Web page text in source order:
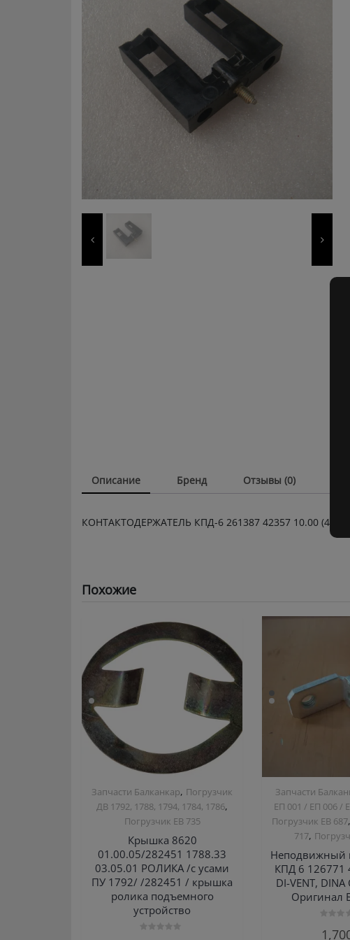
Описание Бренд Отзывы (0)
КОНТАКТОДЕРЖАТЕЛЬ КПД-6 261387 42357 10.00 (42357
Похожие
Запчасти Балканкар, Погрузчик
ДВ 1792, 1788, 1794, 1784, 1786,
Погрузчик ЕВ 735
Крышка 8620
01.00.05/282451 1788.33
03.05.01 РОЛИКА /с усами
ПУ 1792/ /282451 / крышка
ролика подъемного
устройство
Запчасти
ЕП 001 / ЕП 006 /
Погрузчик ЕВ 687,
717,
Неподвижный
КПД 6 126771
DI-VENT, DINA
Оригинал
0